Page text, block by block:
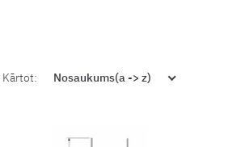
Kārtot: Nosaukums(a -> z)